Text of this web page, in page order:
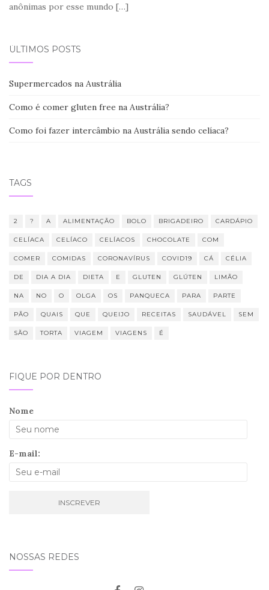
anônimas por esse mundo […]
ÚLTIMOS POSTS
Supermercados na Austrália
Como é comer gluten free na Austrália?
Como foi fazer intercâmbio na Austrália sendo celíaca?
TAGS
2 ? A ALIMENTAÇÃO BOLO BRIGADEIRO CARDÁPIO
CELÍACA CELÍACO CELÍACOS CHOCOLATE COM
COMER COMIDAS CORONAVÍRUS COVID19 CÁ CÉLIA
DE DIA A DIA DIETA E GLUTEN GLÚTEN LIMÃO
NA NO O OLGA OS PANQUECA PARA PARTE
PÃO QUAIS QUE QUEIJO RECEITAS SAUDÁVEL SEM
SÃO TORTA VIAGEM VIAGENS É
FIQUE POR DENTRO
Nome
E-mail:
NOSSAS REDES